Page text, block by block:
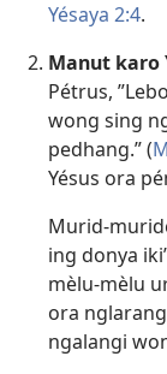
Yésaya 2:4.
Manut karo
Pétrus,
wong sing
pedhang.” (
Yésus ora
Murid-
ing donya
mèlu-mèlu
ora
ngalangi